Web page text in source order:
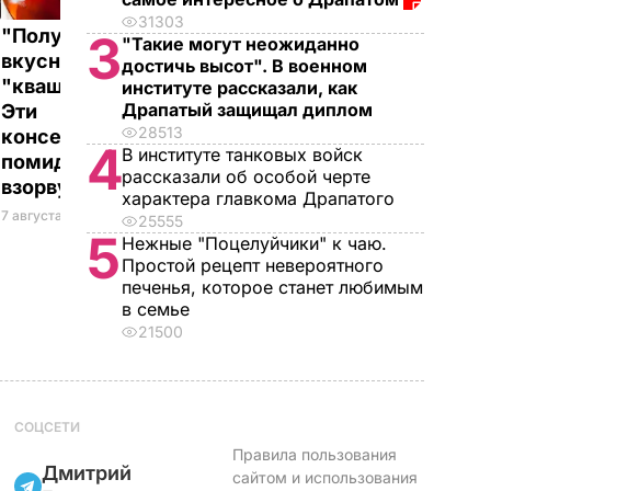
"Получаются очень
вкусными, с легкой
"квашеной" ноткой".
Эти
консервированные
помидоры точно не
взорвут крышки
7 августа, 13.08 БУЛЬВАР
"Я его люблю. Он
болел четыре года".
Умер супруг 88-
летней
летний адвокат Галь
7 августа, 13.08 БУЛЬВАР
31303
3"Такие могут неожиданно
достичь высот". В военном
институте рассказали, как
Драпатый защищал диплом
28513
4В институте танковых войск
рассказали об особой черте
характера главкома Драпатого
25555
5 Нежные "Поцелуйчики" к чаю.
Простой рецепт невероятного
печенья, которое станет любимым
в семье
21500
СОЦСЕТИ
Дмитрий
Правила пользования
сайтом и использования